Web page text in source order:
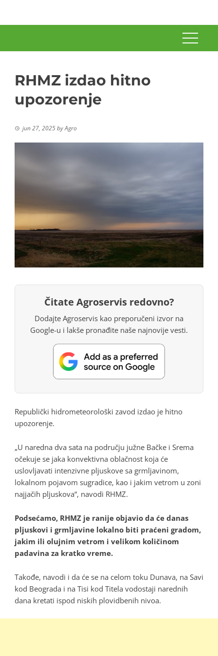
RHMZ izdao hitno
upozorenje
jun 27, 2025byAgro
Čitate Agroservis redovno?
Dodajte Agroservis kao preporučeni izvor na
Google-u i lakše pronađite naše najnovije vesti.
Republički hidrometeorološki zavod izdao je hitno
upozorenje.
„U naredna dva sata na području južne Bačke i Srema
očekuje se jaka konvektivna oblačnost koja će
uslovljavati intenzivne pljuskove sa grmljavinom,
lokalnom pojavom sugradice, kao i jakim vetrom u zoni
najjačih pljuskova“, navodi RHMZ.
Podsećamo, RHMZ je ranije objavio da će danas
pljuskovi i grmljavine lokalno biti praćeni gradom,
jakim ili olujnim vetrom i velikom količinom
padavina za kratko vreme.
Takođe, navodi i da će se na celom toku Dunava, na Savi
kod Beograda i na Tisi kod Titela vodostaji narednih
dana kretati ispod niskih plovidbenih nivoa.